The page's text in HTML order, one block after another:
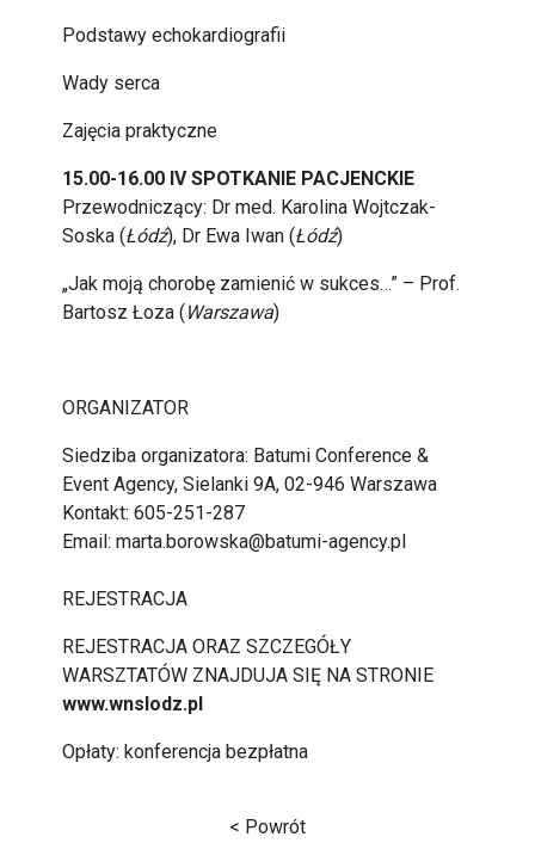
Podstawy echokardiografii
Wady serca
Zajęcia praktyczne
15.00-16.00 IV SPOTKANIE PACJENCKIE
Przewodniczący: Dr med. Karolina Wojtczak-
Soska (Łódź), Dr Ewa Iwan (Łódź)
„Jak moją chorobę zamienić w sukces…” – Prof.
Bartosz Łoza (Warszawa)
ORGANIZATOR
Siedziba organizatora: Batumi Conference &
Event Agency, Sielanki 9A, 02-946 Warszawa
Kontakt: 605-251-287
Email: marta.borowska@batumi-agency.pl
REJESTRACJA
REJESTRACJA ORAZ SZCZEGÓŁY
WARSZTATÓW ZNAJDUJA SIĘ NA STRONIE
www.wnslodz.pl
Opłaty: konferencja bezpłatna
< Powrót